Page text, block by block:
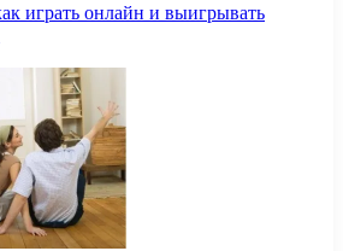
играть онлайн и выигрывать